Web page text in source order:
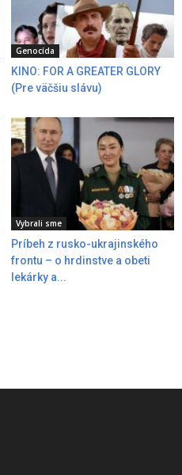
Genocída
KINO: FOR A GREATER GLORY
(Pre väčšiu slávu)
Vybrali sme
Príbeh z rusko-ukrajinského
frontu – o hrdinstve a obeti
lekárky a...